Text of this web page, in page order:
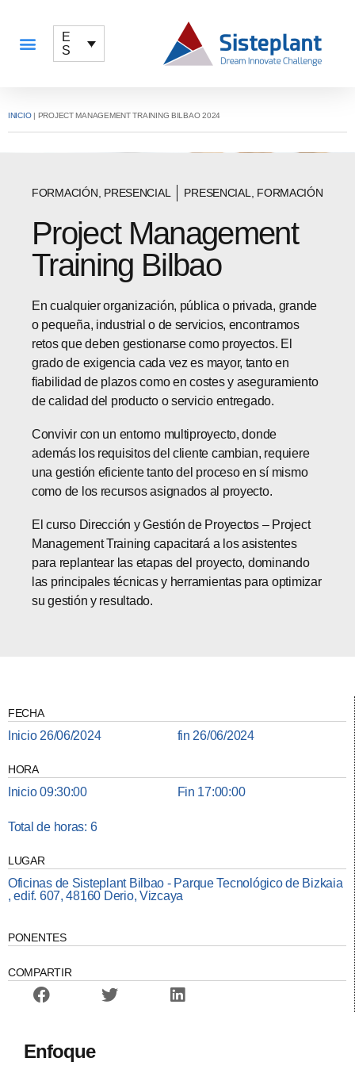
E
S
INICIO| PROJECT MANAGEMENT TRAINING BILBAO 2024
FORMACIÓN PRESENCIAL PRESENCIAL, FORMACIÓN
Project Management
Training Bilbao
En cualquier organización, pública o privada, grande
o pequeña, industrial o de servicios, encontramos
retos que deben gestionarse como proyectos. El
grado de exigencia cada vez es mayor, tanto en
fiabilidad de plazos como en costes y aseguramiento
de calidad del producto o servicio entregado.
Convivir con un entorno multiproyecto, donde
además los requisitos del cliente cambian, requiere
una gestión eficiente tanto del proceso en sí mismo
como de los recursos asignados al proyecto.
El curso Dirección y Gestión de Proyectos – Project
Management Training capacitará a los asistentes
para replantear las etapas del proyecto, dominando
las principales técnicas y herramientas para optimizar
su gestión y resultado.
FECHA
Inicio 26/06/2024 fin 26/06/2024
HORA
Inicio 09:30:00 Fin 17:00:00
Total de horas: 6
LUGAR
Oficinas de Sisteplant Bilbao - Parque Tecnológico de Bizkaia
, edif. 607, 48160 Derio, Vizcaya
PONENTES
COMPARTIR
Enfoque